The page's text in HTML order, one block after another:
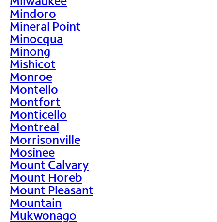
Mindoro
Mineral Point
Minocqua
Minong
Mishicot
Monroe
Montello
Montfort
Monticello
Montreal
Morrisonville
Mosinee
Mount Calvary
Mount Horeb
Mount Pleasant
Mountain
Mukwonago